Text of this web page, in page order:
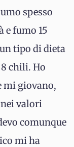
spesso
e fumo 15
tipo di dieta
chili. Ho
mi giovano,
valori
comunque
mi ha